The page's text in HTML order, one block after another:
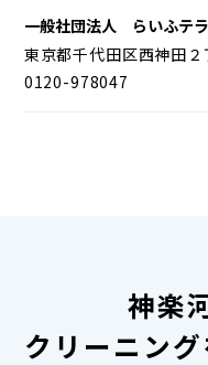
一般社団法人 らいふテ
東京都千代田区西神田２
0120-978047
神楽
クリーニング